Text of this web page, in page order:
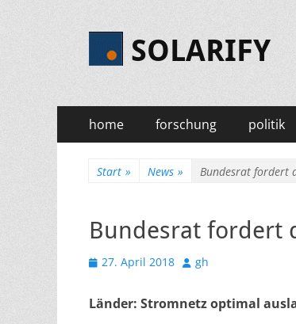
SOLARIFY
Primäres
Menü
Zum
Inhalt
home forschung politik
Start » News » Bundesrat fordert
Bundesrat fordert
Veröffentlicht
27. April 2018 Autor
gh
Länder: Stromnetz optimal